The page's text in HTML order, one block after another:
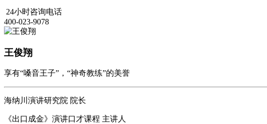
24小时咨询电话
400-023-9078
王俊翔
享有“嗓音王子”，“神奇教练”的美誉
海纳川演讲研究院 院长
《出口成金》演讲口才课程 主讲人